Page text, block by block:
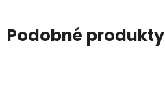
Podobné produkty